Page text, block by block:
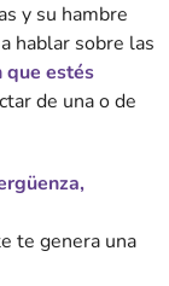
y su hambre
hablar sobre las
que estés
de una o de
te genera una